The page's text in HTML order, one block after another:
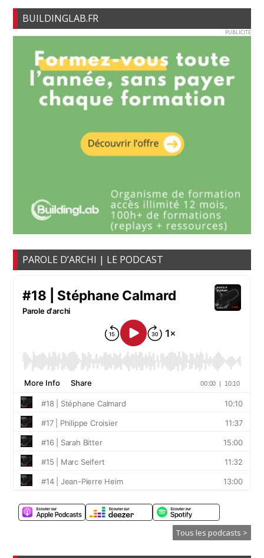
BUILDINGLAB.FR
PUBLICITE
PAROLE D’ARCHI | LE PODCAST
Tous les podcasts >